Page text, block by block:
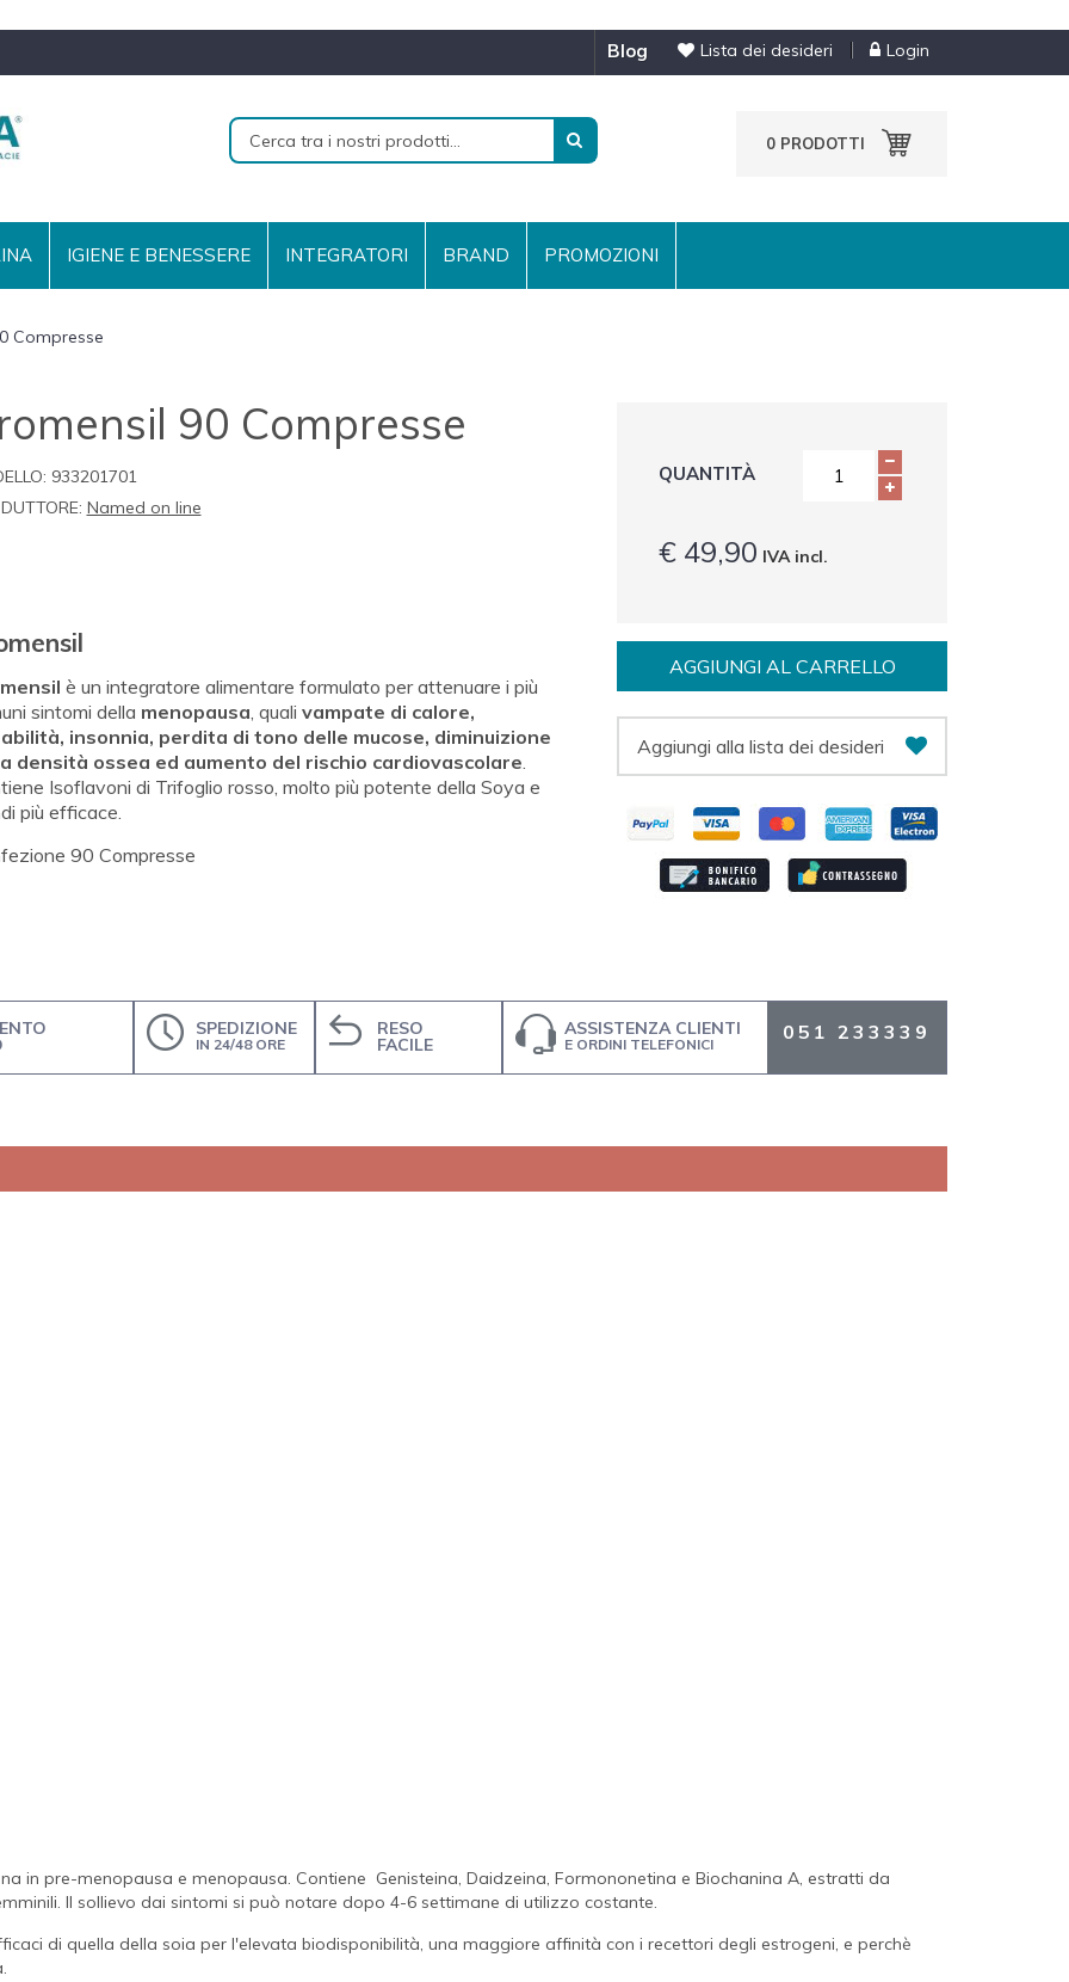
Lista dei desideri Login
blog
0 PRODOTTI
IGIENE E BENESSERE INTEGRATORI BRAND PROMOZIONI
Compresse
90 Compresse
933201701
Named on line
è un integratore alimentare formulato per attenuare i più
sintomi della menopausa , quali vampate di calore,
insonnia, perdita di tono delle mucose, diminuizione
densità ossea ed aumento del rischio cardiovascolare
Isoflavoni di Trifoglio rosso, molto più potente della Soya e
più efficace.
90 Compresse
QUANTITÀ
€ 49,90 IVA incl.
AGGIUNGI AL CARRELLO
Aggiungi alla lista dei desideri
SPEDIZIONE
IN 24/48 ORE
RESO
FACILE
ASSISTENZA CLIENTI
E ORDINI TELEFONICI
051 233339
in pre-menopausa e menopausa. Contiene Genisteina, Daidzeina, Formononetina e Biochanina A, estratti da
Il sollievo dai sintomi si può notare dopo 4-6 settimane di utilizzo costante.
di quella della soia per l'elevata biodisponibilità, una maggiore affinità con i recettori degli estrogeni, e perchè